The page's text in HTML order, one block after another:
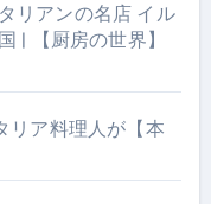
リアンの名店 イル
| 【厨房の世界】
リア料理人が【本